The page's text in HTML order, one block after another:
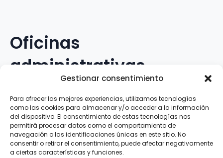
Gestionar consentimiento
Para ofrecer las mejores experiencias, utilizamos tecnologías
como las cookies para almacenar y/o acceder a la información
del dispositivo. El consentimiento de estas tecnologías nos
permitirá procesar datos como el comportamiento de
navegación o las identificaciones únicas en este sitio. No
consentir o retirar el consentimiento, puede afectar negativamente
a ciertas características y funciones.
Oficinas
administrativas
Avenida Galileo Galilei, 12
15.008 · A Coruña · España
Teléfono:881.069.303
WhatsApp:616.897.466